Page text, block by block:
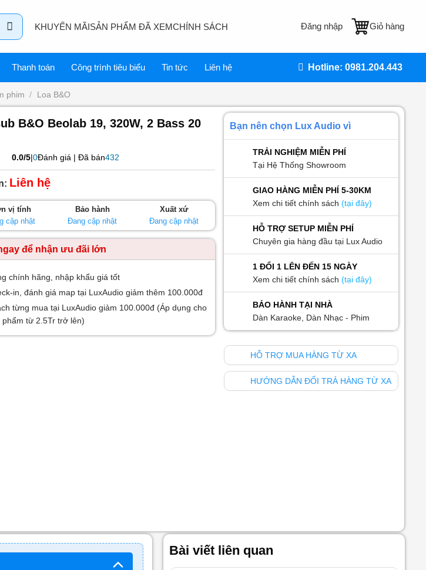
KHUYẾN MÃISẢN PHẨM ĐÃ XEMCHÍNH SÁCH Đăng nhập Giỏ hàng
Thanh toán Công trình tiêu biểu Tin tức Liên hệ Hotline: 0981.204.443
phim / Loa B&O
B&O Beolab 19, 320W, 2 Bass 20
0.0/5|0Đánh giá | Đã bán432
Liên hệ
vị tính
cập nhật
Bảo hành
Đang cập nhật
Xuất xứ
Đang cập nhật
để nhận ưu đãi lớn
chính hãng, nhập khẩu giá tốt
in, đánh giá map tại LuxAudio giảm thêm 100.000đ
từng mua tại LuxAudio giảm 100.000đ (Áp dụng cho
phẩm từ 2.5Tr trở lên)
Bạn nên chọn Lux Audio vì
TRẢI NGHIỆM MIỄN PHÍ
Tại Hệ Thống Showroom
GIAO HÀNG MIỄN PHÍ 5-30KM
Xem chi tiết chính sách (tại đây)
HỖ TRỢ SETUP MIỄN PHÍ
Chuyên gia hàng đầu tại Lux Audio
1 ĐỔI 1 LÊN ĐẾN 15 NGÀY
Xem chi tiết chính sách (tại đây)
BẢO HÀNH TẠI NHÀ
Dàn Karaoke, Dàn Nhạc - Phim
HỖ TRỢ MUA HÀNG TỪ XA
HƯỚNG DẪN ĐỔI TRẢ HÀNG TỪ XA
Bài viết liên quan